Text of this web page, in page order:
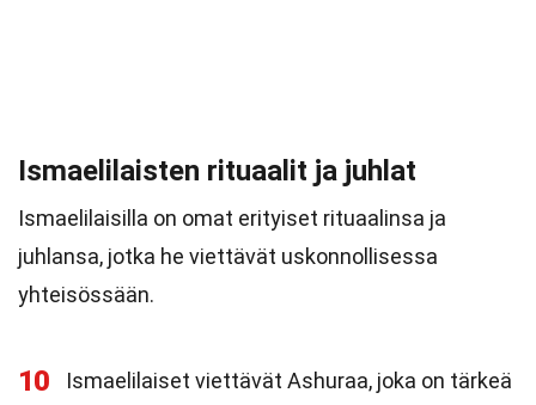
Ismaelilaisten rituaalit ja juhlat
Ismaelilaisilla on omat erityiset rituaalinsa ja
juhlansa, jotka he viettävät uskonnollisessa
yhteisössään.
10
Ismaelilaiset viettävät Ashuraa, joka on tärkeä